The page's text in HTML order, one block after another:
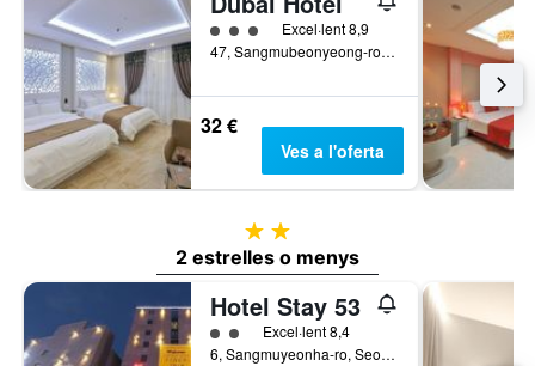
Categoria 3Excel·lent 8,9
47, Sangmubeonyeong-ro, Seo-gu, Gwangju, Corea del Sud
32 €
Ves a l'oferta
2 estrelles
2 estrelles o menys
Hotel Stay 53
Categoria 2Excel·lent 8,4
6, Sangmuyeonha-ro, Seo-gu, Gwangju, Corea del Sud